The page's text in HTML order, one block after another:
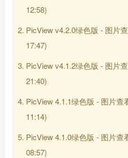
12:58)
PicView v4.2.0绿色版 - 图片
17:47)
PicView v4.1.2绿色版 - 图片
21:40)
PicView 4.1.1绿色版 - 图片查
11:14)
PicView 4.1.0绿色版 - 图片查
08:57)